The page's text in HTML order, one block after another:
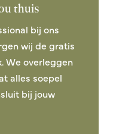
thuis
bij ons
wij de gratis
We overleggen
alles soepel
bij jouw